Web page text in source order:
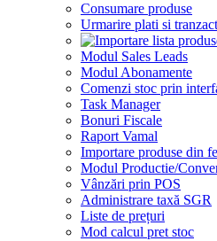
Consumare produse
Urmarire plati si
Modul Sales Leads
Modul Abonamente
Comenzi stoc prin
Task Manager
Bonuri Fiscale
Raport Vamal
Importare produse din
Modul Productie/
Vânzări prin POS
Administrare taxă SGR
Liste de prețuri
Mod calcul pret stoc